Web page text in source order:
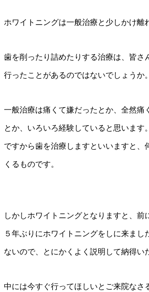
ホワイトニングは一般治療と少しかけ離
歯を削ったり詰めたりする治療は、皆さ
行ったことがあるのではないでしょうか。
一般治療は痛くて嫌だったとか、全然痛
とか、いろいろ経験していると思います。
ですから歯を治療しますといいますと
くるものです。
しかしホワイトニングとなりますと、前
５年ぶりにホワイトニングをしに来ま
ないので、とにかくよく説明して納得い
中には今すぐ行ってほしいとご来院なさ